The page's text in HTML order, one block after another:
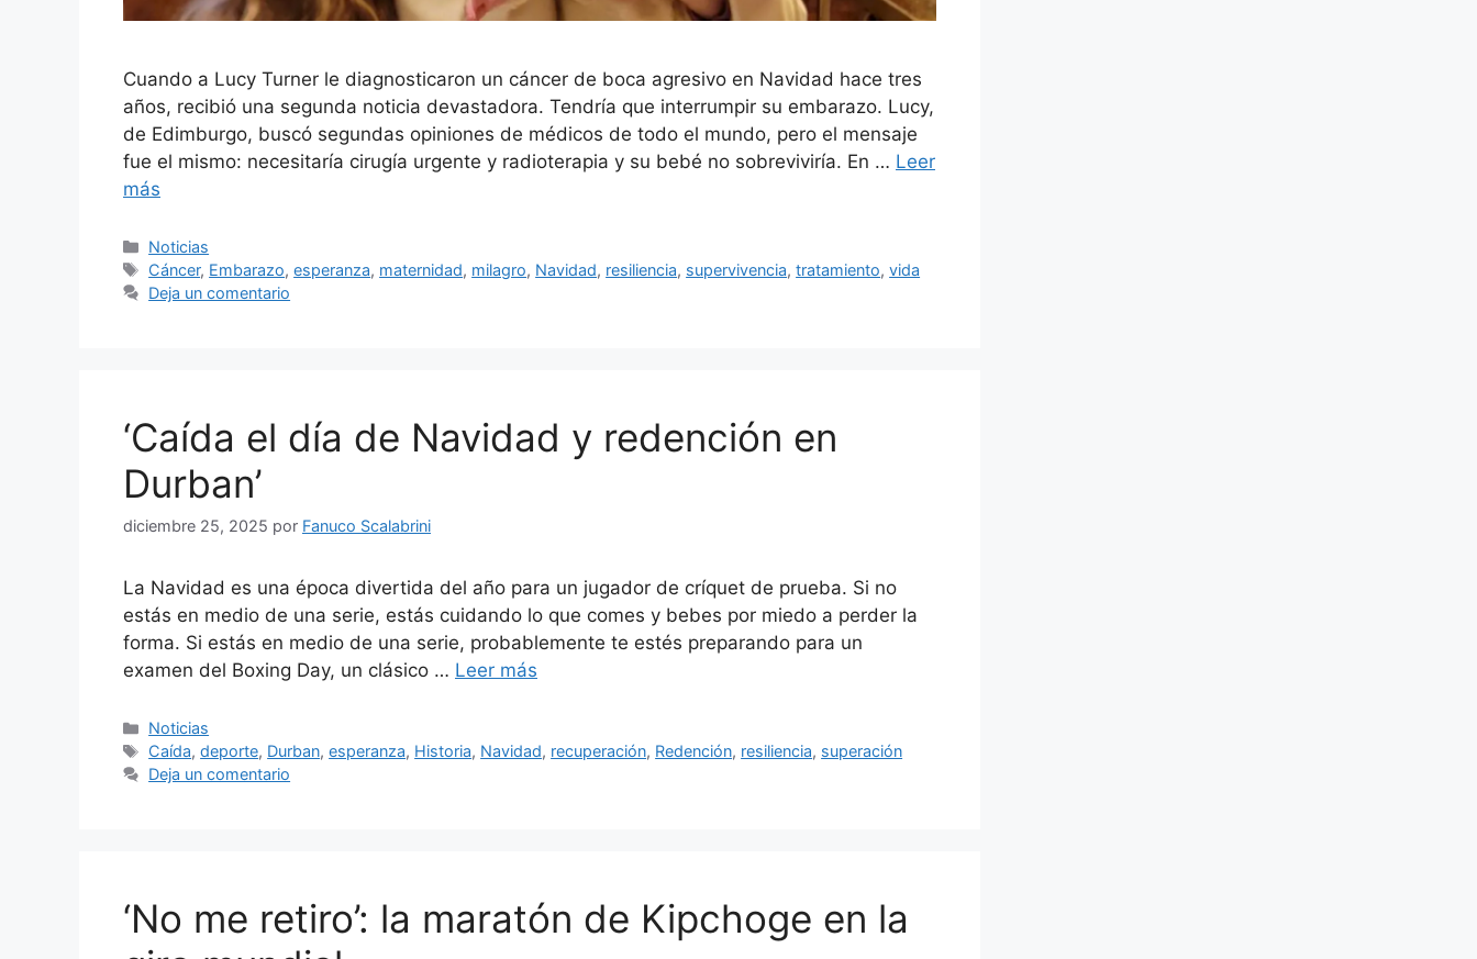
Cuando a Lucy Turner le diagnosticaron un cáncer de boca agresivo en Navidad hace tres
años, recibió una segunda noticia devastadora. Tendría que interrumpir su embarazo. Lucy,
de Edimburgo, buscó segundas opiniones de médicos de todo el mundo, pero el mensaje
fue el mismo: necesitaría cirugía urgente y radioterapia y su bebé no sobreviviría. En … Leer
más
Categorías
Noticias
Etiquetas
Cáncer, Embarazo,esperanza, maternidad, milagro, Navidad, resiliencia, supervivencia,tratamiento,vida
Deja un comentario
‘Caída el día de Navidad y redención en
Durban’
diciembre 25, 2025 por Fanuco Scalabrini
La Navidad es una época divertida del año para un jugador de críquet de prueba. Si no
estás en medio de una serie, estás cuidando lo que comes y bebes por miedo a perder la
forma. Si estás en medio de una serie, probablemente te estés preparando para un
examen del Boxing Day, un clásico … Leer más
Categorías
Noticias
Etiquetas
Caída,deporte, Durban,esperanza, Historia, Navidad, recuperación, Redención, resiliencia, superación
Deja un comentario
‘No me retiro’: la maratón de Kipchoge en la